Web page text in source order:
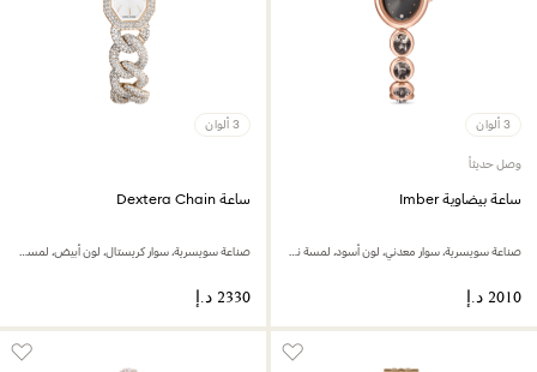
3 ألوان
وصل حديثاً
ساعة بيضاوية Imber
صناعة سويسرية، سوار معدني، لون أسود، لمسة نهائية بلون ذهبي وردي
3 ألوان
ساعة Dextera Chain
صناعة سويسرية، سوار كريستال، لون أبيض، لمسة نهائية بلون ذهبي شامبين